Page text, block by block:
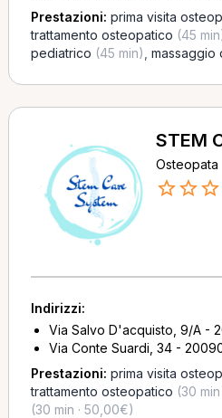
Prestazioni: prima visita
trattamento osteopatico (45
pediatrico (45 min) massaggio
STEM
Osteopata
Indirizzi:
Via Salvo D'acquisto, 9/A -
Via Conte Suardi, 34 -
Prestazioni: prima visita
trattamento osteopatico (30
(30 min · 50,00€)